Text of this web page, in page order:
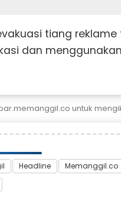
tiang
dan
untuk
Headline Memanggil.co